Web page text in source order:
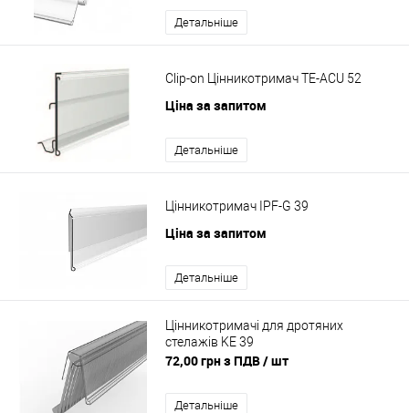
Детальніше
Clip-on Цінникотримач TE-ACU 52
Ціна за запитом
Детальніше
Цінникотримач IPF-G 39
Ціна за запитом
Детальніше
Цінникотримачі для дротяних
стелажів KE 39
72,00 грн з ПДВ/ шт
Детальніше